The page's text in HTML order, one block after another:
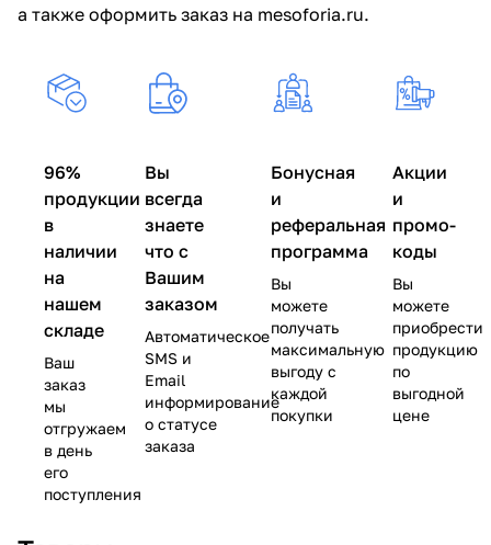
а также оформить заказ на mesoforia.ru.
96%
продукции
в
наличии
на
нашем
складе
Ваш
заказ
мы
отгружаем
в день
его
поступления
Вы
всегда
знаете
что с
Вашим
заказом
Автоматическое
SMS и
Email
информирование
о статусе
заказа
Бонусная
и
реферальная
программа
Вы
можете
получать
максимальную
выгоду с
каждой
покупки
Акции
и
промо-
коды
Вы
можете
приобрести
продукцию
по
выгодной
цене